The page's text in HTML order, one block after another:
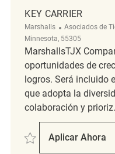
KEY CARRIER
Marshalls Categoría
Asociados de
Minnesota, 55305
MarshallsTJX
oportunidades de
logros. Será incluido
que adopta la
colaboración y
Salvar Key Carrier
Aplicar Ahora
Key